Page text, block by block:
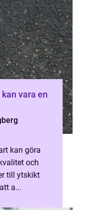
vara en
kan göra
och
till ytskikt
a...